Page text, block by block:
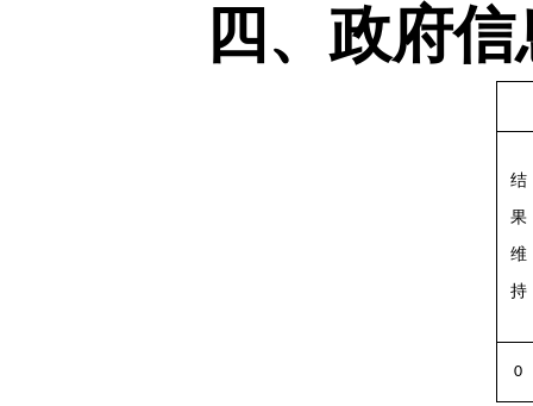
四、政府
结
果
维
持
0